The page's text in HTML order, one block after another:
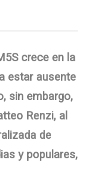
crece en la
estar ausente
sin embargo,
Renzi, al
de
y populares,